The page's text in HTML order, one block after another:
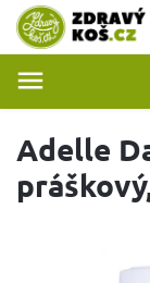
Adelle